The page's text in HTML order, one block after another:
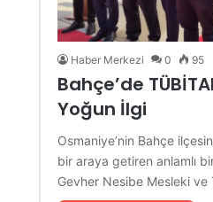
Haber Merkezi 0 95
Bahçe’de
Yoğun İlgi
Osmaniye’nin Bahçe
bir araya getiren anlamlı
Gevher Nesibe Mesleki